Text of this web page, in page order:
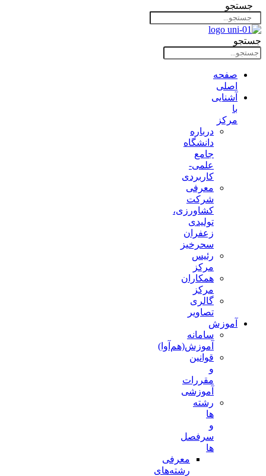
جستجو
جستجو
صفحه
اصلی
آشنایی
با
مرکز
درباره
دانشگاه
جامع
علمی-
کاربردی
معرفی
شرکت
کشاورزی،
تولیدی
زعفران
سحرخیز
رئیس
مرکز
همکاران
مرکز
گالری
تصاویر
آموزش
سامانه
آموزش(هم‌آوا)
قوانین
و
مقررات
آموزشی
رشته
ها
و
سرفصل
ها
معرفی
رشته‌های